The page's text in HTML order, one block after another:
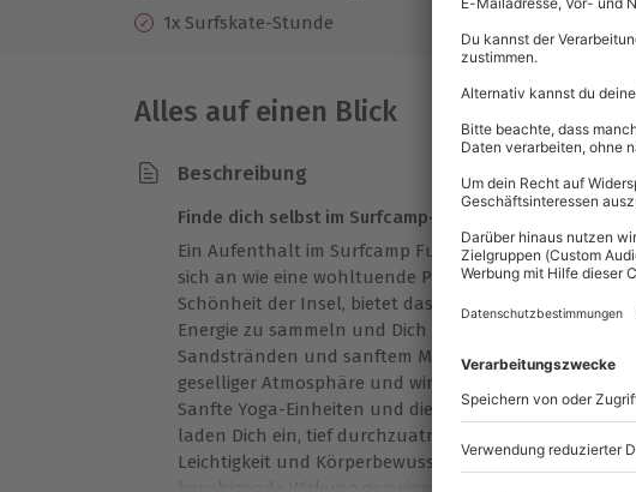
1x Surfskate-Stunde
Alles auf einen Blick
Beschreibung
Finde dich selbst im Surfcamp-Paradies Fuerteventura
Ein Aufenthalt im Surfcamp Fuerteventura (7 Nächte
sich an wie eine wohltuende Pause vom Alltag.
Schönheit der Insel, bietet das Kyuka Surfcamp Dir
Energie zu sammeln und Dich rundum wohlzufühlen.
Sandstränden und sanftem Meeresrauschen
geselliger Atmosphäre und wirst mit ausgewogenen
Sanfte Yoga-Einheiten und die kraftvolle Ruhe der
laden Dich ein, tief durchzuatmen. Auch die
Leichtigkeit und Körperbewusstsein auf neue Weise